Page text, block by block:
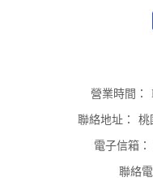
營業時間：
聯絡地址： 桃
電子信箱：
聯絡電